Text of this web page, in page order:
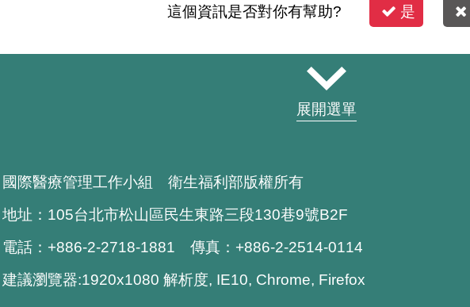
這個資訊是否對你有幫助? 是
展開選單
國際醫療管理工作小組 衛生福利部版權所有
地址：105台北市松山區民生東路三段130巷9號B2F
電話：+886-2-2718-1881 傳真：+886-2-2514-0114
建議瀏覽器:1920x1080 解析度, IE10, Chrome, Firefox